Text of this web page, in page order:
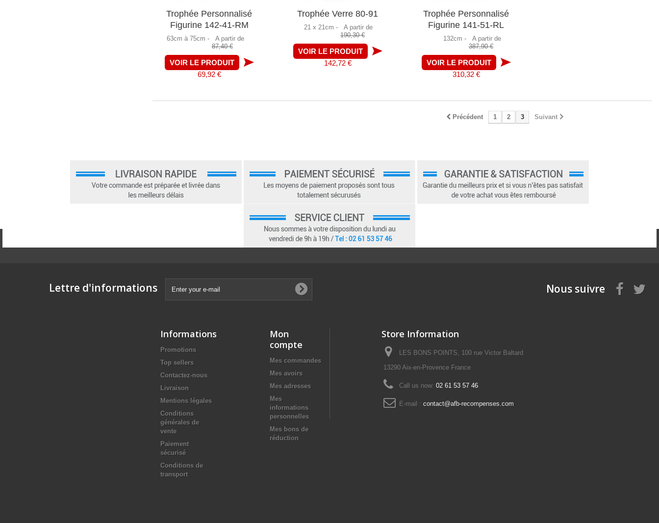
Trophée Personnalisé
Figurine 142-41-RM
63cm à 75cm -
A partir de
87,40 €
VOIR LE PRODUIT
69,92 €
Trophée Verre 80-91
21 x 21cm -
A partir de
190,30 €
VOIR LE PRODUIT
142,72 €
Trophée Personnalisé
Figurine 141-51-RL
132cm -
A partir de
387,90 €
VOIR LE PRODUIT
310,32 €
Précédent 1 2 3 Suivant
Lettre d'informations Nous suivre
Informations
Promotions
Top sellers
Contactez-nous
Livraison
Mentions légales
Conditions
générales de
vente
Paiement
sécurisé
Conditions de
transport
Mon
compte
Mes commandes
Mes avoirs
Mes adresses
Mes
informations
personnelles
Mes bons de
réduction
Store Information
LES BONS POINTS, 100 rue Victor Baltard
13290 Aix-en-Provence France
Call us now: 02 61 53 57 46
E-mail : contact@afb-recompenses.com